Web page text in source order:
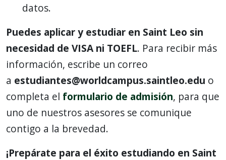
datos.
Puedes aplicar y estudiar en Saint Leo sin
necesidad de VISA ni TOEFL. Para recibir más
información, escribe un correo
a estudiantes@worldcampus.saintleo.edu o
completa el formulario de admisión, para que
uno de nuestros asesores se comunique
contigo a la brevedad.
¡Prepárate para el éxito estudiando en Saint